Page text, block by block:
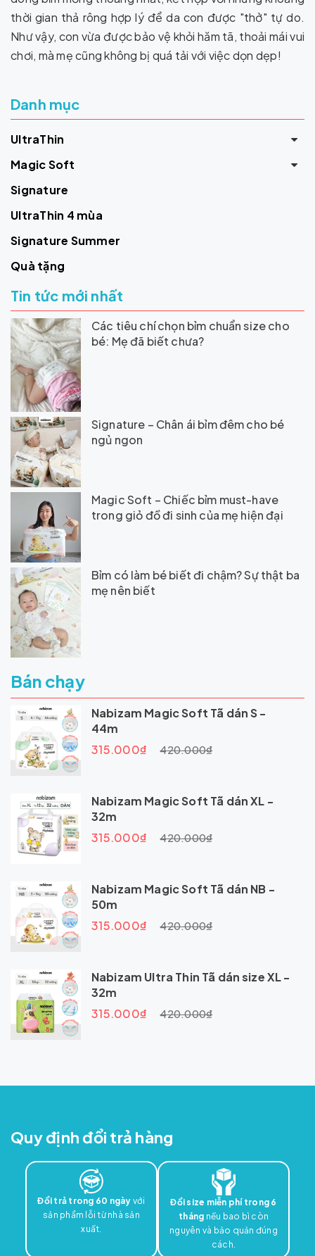
thời gian thả rông hợp lý để da con được "thở" tự do.
Như vậy, con vừa được bảo vệ khỏi hăm tã, thoải mái vui
chơi, mà mẹ cũng không bị quá tải với việc dọn dẹp!
Danh mục
UltraThin
Magic Soft
Signature
UltraThin 4 mùa
Signature Summer
Quà tặng
Tin tức mới nhất
Các tiêu chí chọn bỉm chuẩn size cho
bé: Mẹ đã biết chưa?
Signature – Chân ái bỉm đêm cho bé
ngủ ngon
Magic Soft – Chiếc bỉm must-have
trong giỏ đồ đi sinh của mẹ hiện đại
Bỉm có làm bé biết đi chậm? Sự thật ba
mẹ nên biết
Bán chạy
Nabizam Magic Soft Tã dán S -
44m
315.000₫
420.000₫
Nabizam Magic Soft Tã dán XL -
32m
315.000₫
420.000₫
Nabizam Magic Soft Tã dán NB -
50m
315.000₫
420.000₫
Nabizam Ultra Thin Tã dán size XL -
32m
315.000₫
420.000₫
Quy định đổi trả hàng
Đổi trả trong 60 ngày với
sản phẩm lỗi từ nhà sản
xuất.
Đổi size miễn phí trong 6
tháng nếu bao bì còn
nguyên và bảo quản đúng
cách.